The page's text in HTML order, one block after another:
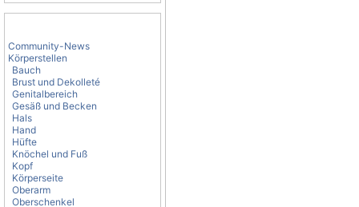
Community-News
Körperstellen
Bauch
Brust und Dekolleté
Genitalbereich
Gesäß und Becken
Hals
Hand
Hüfte
Knöchel und Fuß
Kopf
Körperseite
Oberarm
Oberschenkel